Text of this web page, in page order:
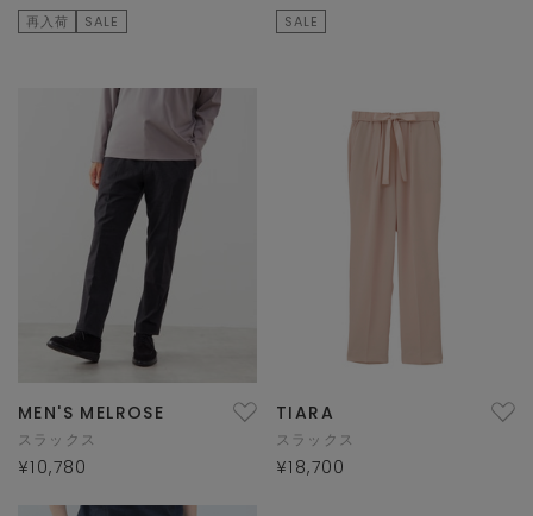
再入荷 SALE SALE
MEN'S MELROSE
スラックス
¥10,780
TIARA
スラックス
¥18,700